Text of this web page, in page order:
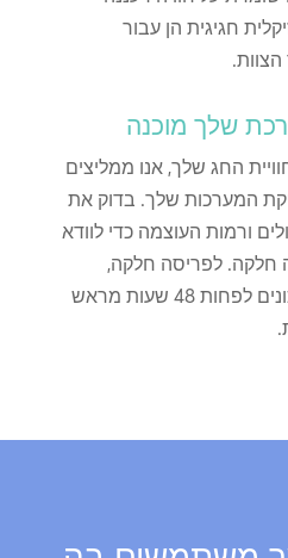
חגיגית הן עבור
הצוות.
החג שלך, אנו ממליצים
המערכות שלך. בדוק את
ורמות העוצמה כדי לוודא
חלקה. לפריסה חלקה,
מומלץ לתזמן עדכונים לפחות 48 שעות מראש